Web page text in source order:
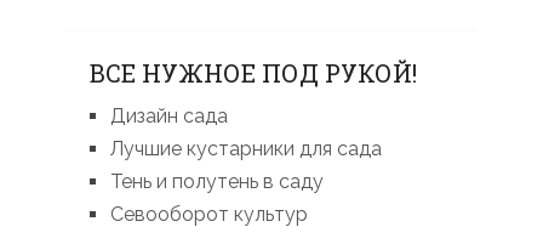
ВСЕ НУЖНОЕ ПОД РУКОЙ!
Дизайн сада
Лучшие кустарники для сада
Тень и полутень в саду
Севооборот культур